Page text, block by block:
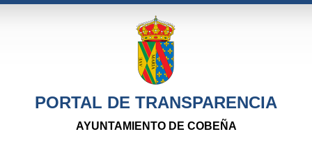
PORTAL DE TRANSPARENCIA
AYUNTAMIENTO DE COBEÑA